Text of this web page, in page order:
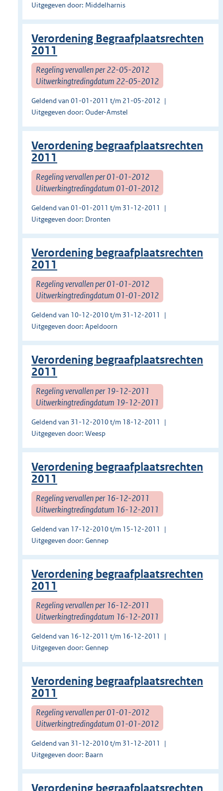
Uitgegeven door: Middelharnis
Verordening Begraafplaatsrechten
2011
Regeling vervallen per 22-05-2012
Uitwerkingtredingdatum 22-05-2012
Geldend van 01-01-2011 t/m 21-05-2012
Uitgegeven door: Ouder-Amstel
Verordening begraafplaatsrechten
2011
Regeling vervallen per 01-01-2012
Uitwerkingtredingdatum 01-01-2012
Geldend van 01-01-2011 t/m 31-12-2011
Uitgegeven door: Dronten
Verordening begraafplaatsrechten
2011
Regeling vervallen per 01-01-2012
Uitwerkingtredingdatum 01-01-2012
Geldend van 10-12-2010 t/m 31-12-2011
Uitgegeven door: Apeldoorn
Verordening begraafplaatsrechten
2011
Regeling vervallen per 19-12-2011
Uitwerkingtredingdatum 19-12-2011
Geldend van 31-12-2010 t/m 18-12-2011
Uitgegeven door: Weesp
Verordening begraafplaatsrechten
2011
Regeling vervallen per 16-12-2011
Uitwerkingtredingdatum 16-12-2011
Geldend van 17-12-2010 t/m 15-12-2011
Uitgegeven door: Gennep
Verordening begraafplaatsrechten
2011
Regeling vervallen per 16-12-2011
Uitwerkingtredingdatum 16-12-2011
Geldend van 16-12-2011 t/m 16-12-2011
Uitgegeven door: Gennep
Verordening begraafplaatsrechten
2011
Regeling vervallen per 01-01-2012
Uitwerkingtredingdatum 01-01-2012
Geldend van 31-12-2010 t/m 31-12-2011
Uitgegeven door: Baarn